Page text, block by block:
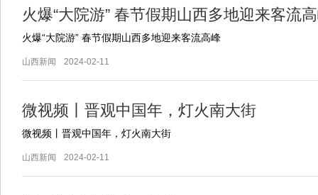
火爆“大院游” 春节假期山西多地迎来客流
火爆“大院游” 春节假期山西多地迎来客流高峰
山西新闻 2024-02-11
微视频丨晋观中国年，灯火南大街
微视频丨晋观中国年，灯火南大街
山西新闻 2024-02-11